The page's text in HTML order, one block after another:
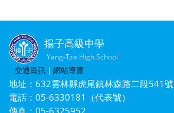
揚子高級中學
Yang-Tze High School
交通資訊 | 網站導覽
地址：632雲林縣虎尾鎮林森路二段541號
電話：05-6330181（代表號）